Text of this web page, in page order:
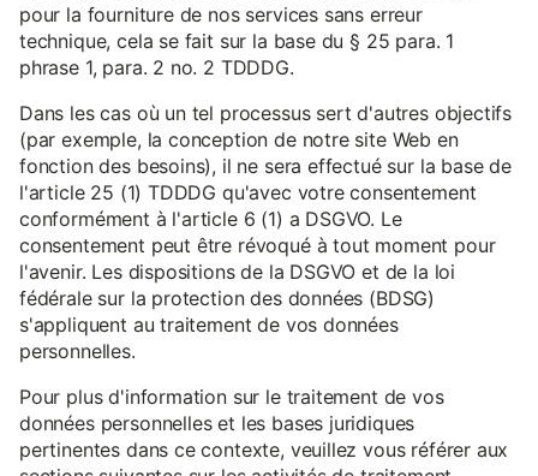
pour la fourniture de nos services sans erreur
technique, cela se fait sur la base du § 25 para. 1
phrase 1, para. 2 no. 2 TDDDG.
Dans les cas où un tel processus sert d'autres objectifs
(par exemple, la conception de notre site Web en
fonction des besoins), il ne sera effectué sur la base de
l'article 25 (1) TDDDG qu'avec votre consentement
conformément à l'article 6 (1) a DSGVO. Le
consentement peut être révoqué à tout moment pour
l'avenir. Les dispositions de la DSGVO et de la loi
fédérale sur la protection des données (BDSG)
s'appliquent au traitement de vos données
personnelles.
Pour plus d'information sur le traitement de vos
données personnelles et les bases juridiques
pertinentes dans ce contexte, veuillez vous référer aux